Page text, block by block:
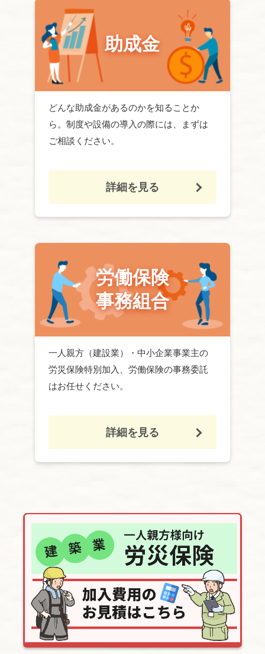
助成金
どんな助成金があるのかを知ることか
ら。制度や設備の導入の際には、まずは
ご相談ください。
詳細を見る
労働保険
事務組合
一人親方（建設業）・中小企業事業主の
労災保険特別加入、 労働保険の事務委託
はお任せください。
詳細を見る